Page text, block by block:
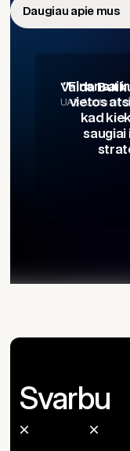
“Finansai
vietos
kad
saugiai
Vaida
UAB Aurita
Daugiau apie mus
Svarbu